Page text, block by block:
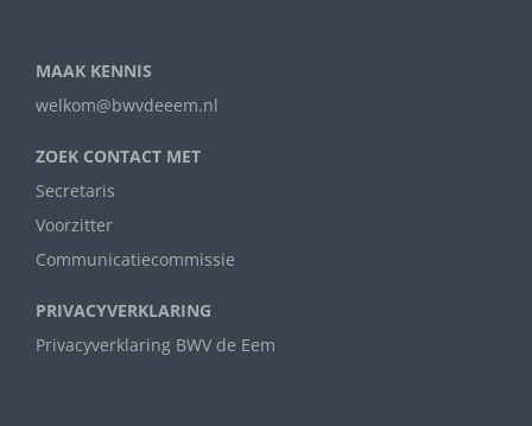
MAAK KENNIS
welkom@bwvdeeem.nl
ZOEK CONTACT MET
Secretaris
Voorzitter
Communicatiecommissie
PRIVACYVERKLARING
Privacyverklaring BWV de Eem